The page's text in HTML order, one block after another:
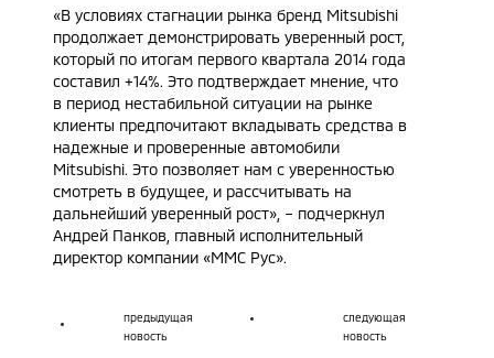
«В условиях стагнации рынка бренд Mitsubishi
продолжает демонстрировать уверенный рост,
который по итогам первого квартала 2014 года
составил +14%. Это подтверждает мнение, что
в период нестабильной ситуации на рынке
клиенты предпочитают вкладывать средства в
надежные и проверенные автомобили
Mitsubishi. Это позволяет нам с уверенностью
смотреть в будущее, и рассчитывать на
дальнейший уверенный рост», – подчеркнул
Андрей Панков, главный исполнительный
директор компании «ММС Рус».
предыдущая
новость
следующая
новость